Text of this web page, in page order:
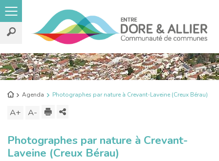
Rechercher
sur
le
site
Retour
l'accueil
Agenda Photographes par nature à Crevant-Laveine (Creux Bérau)
A+ Augmenter
taille
du
A- Diminuer
taille
du
Imprimer
contenu
Photographes par nature à Crevant-
Laveine (Creux Bérau)